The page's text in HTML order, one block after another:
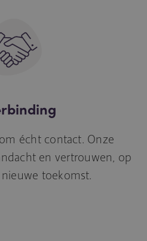
écht contact. Onze
en vertrouwen, op
toekomst.